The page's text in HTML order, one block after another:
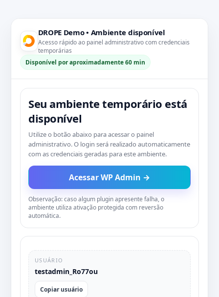
DROPE Demo • Ambiente disponível
Acesso rápido ao painel administrativo com credenciais
temporárias
Disponível por aproximadamente 60 min
Seu ambiente temporário está
disponível
Utilize o botão abaixo para acessar o painel
administrativo. O login será realizado automaticamente
com as credenciais geradas para este ambiente.
Acessar WP Admin →
Observação: caso algum plugin apresente falha, o
ambiente utiliza ativação protegida com reversão
automática.
USUÁRIO
testadmin_Ro77ou
Copiar usuário